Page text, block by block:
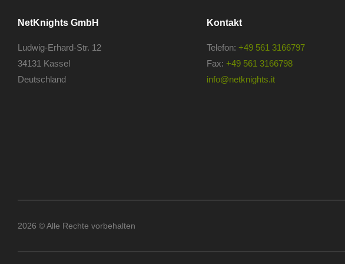
NetKnights GmbH
Ludwig-Erhard-Str. 12
34131 Kassel
Deutschland
Kontakt
Telefon: +49 561 3166797
Fax: +49 561 3166798
info@netknights.it
2026 © Alle Rechte vorbehalten